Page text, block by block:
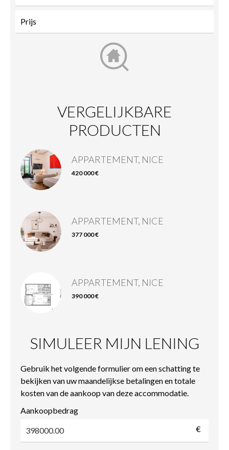
VERGELIJKBARE
PRODUCTEN
APPARTEMENT, NICE
420 000 €
APPARTEMENT, NICE
377 000 €
APPARTEMENT, NICE
390 000 €
SIMULEER MIJN LENING
Gebruik het volgende formulier om een schatting te
bekijken van uw maandelijkse betalingen en totale
kosten van de aankoop van deze accommodatie.
Aankoopbedrag
€